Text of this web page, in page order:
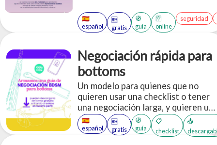
🇪🇸
español
🆓
gratis
🧭
guía
🛜
online
seguridad
Negociación rápida para
bottoms
Un modelo para quienes que no
quieren usar una checklist o tener
una negociación larga, y quieren un
modelo pre-hecho para establecer
gustos, necesidades, intenciones,
preferencias, límites, entre otros.
🇪🇸
español
🆓
gratis
🧭
guía
📋
checklist
📥